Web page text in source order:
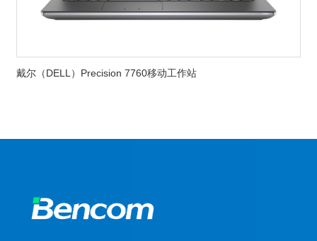
戴尔（DELL）Precision 7760移动工作站